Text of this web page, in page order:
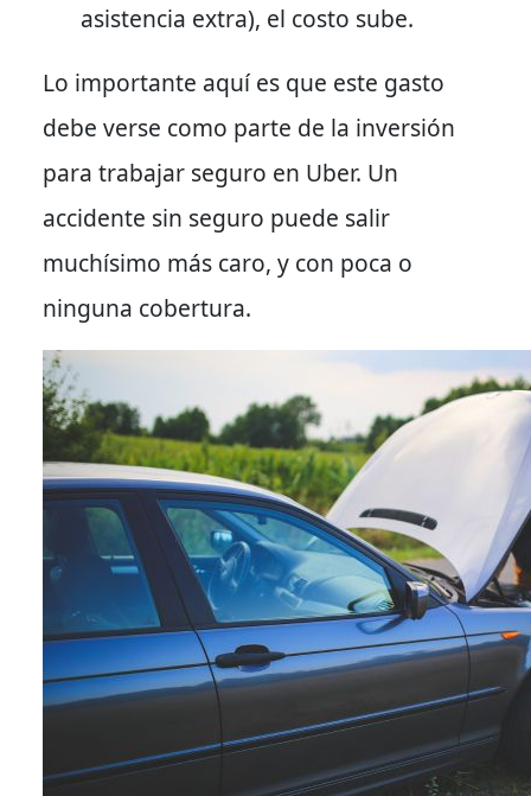
asistencia extra), el costo sube.
Lo importante aquí es que este gasto
debe verse como parte de la inversión
para trabajar seguro en Uber. Un
accidente sin seguro puede salir
muchísimo más caro, y con poca o
ninguna cobertura.